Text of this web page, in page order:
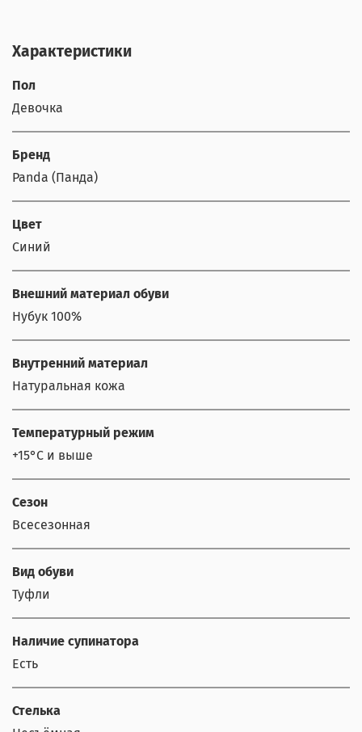
Характеристики
Пол
Девочка
Бренд
Panda (Панда)
Цвет
Синий
Внешний материал обуви
Нубук 100%
Внутренний материал
Натуральная кожа
Температурный режим
+15°С и выше
Сезон
Всесезонная
Вид обуви
Туфли
Наличие супинатора
Есть
Стелька